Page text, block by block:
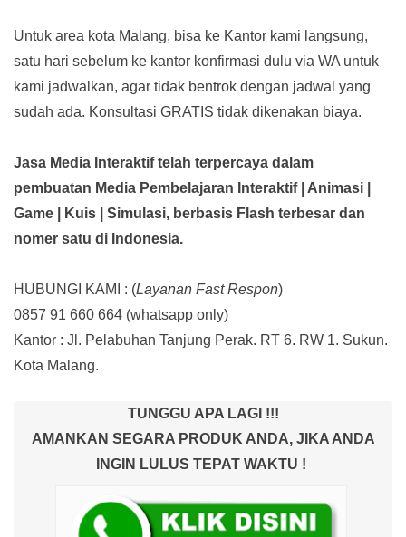
Untuk area kota Malang, bisa ke Kantor kami langsung,
satu hari sebelum ke kantor konfirmasi dulu via WA untuk
kami jadwalkan, agar tidak bentrok dengan jadwal yang
sudah ada. Konsultasi GRATIS tidak dikenakan biaya.
Jasa Media Interaktif telah terpercaya dalam
pembuatan Media Pembelajaran Interaktif| Animasi |
Game | Kuis | Simulasi, berbasis Flash terbesar dan
nomer satu di Indonesia.
HUBUNGI KAMI : (Layanan Fast Respon)
0857 91 660 664 (whatsapp only)
Kantor : Jl. Pelabuhan Tanjung Perak. RT 6. RW 1. Sukun.
Kota Malang.
TUNGGU APA LAGI !!!
AMANKAN SEGARA PRODUK ANDA, JIKA ANDA
INGIN LULUS TEPAT WAKTU !